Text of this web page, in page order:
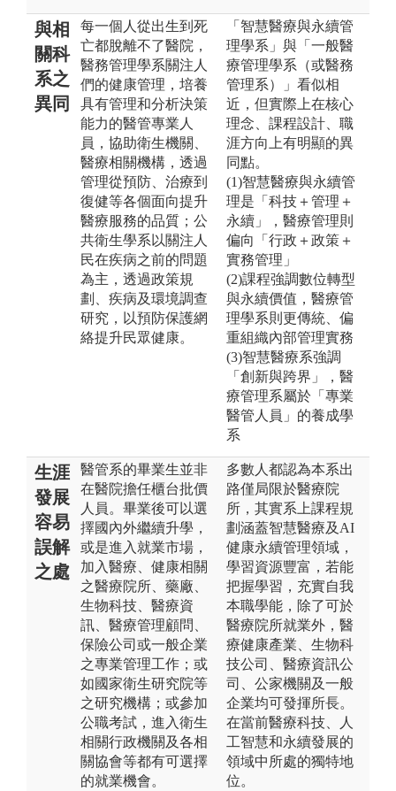
與相
關科
系之
異同
每一個人從出生到死
亡都脫離不了醫院，
醫務管理學系關注人
們的健康管理，培養
具有管理和分析決策
能力的醫管專業人
員，協助衛生機關、
醫療相關機構，透過
管理從預防、治療到
復健等各個面向提升
醫療服務的品質；公
共衛生學系以關注人
民在疾病之前的問題
為主，透過政策規
劃、疾病及環境調查
研究，以預防保護網
絡提升民眾健康。
「智慧醫療與永續管
理學系」與「一般醫
療管理學系（或醫務
管理系）」看似相
近，但實際上在核心
理念、課程設計、職
涯方向上有明顯的異
同點。
(1)智慧醫療與永續管
理是「科技＋管理＋
永續」，醫療管理則
偏向「行政＋政策＋
實務管理」
(2)課程強調數位轉型
與永續價值，醫療管
理學系則更傳統、偏
重組織內部管理實務
(3)智慧醫療系強調
「創新與跨界」，醫
療管理系屬於「專業
醫管人員」的養成學
系
生涯
發展
容易
誤解
之處
醫管系的畢業生並非
在醫院擔任櫃台批價
人員。畢業後可以選
擇國內外繼續升學，
或是進入就業市場，
加入醫療、健康相關
之醫療院所、藥廠、
生物科技、醫療資
訊、醫療管理顧問、
保險公司或一般企業
之專業管理工作；或
如國家衛生研究院等
之研究機構；或參加
公職考試，進入衛生
相關行政機關及各相
關協會等都有可選擇
的就業機會。
多數人都認為本系出
路僅局限於醫療院
所，其實系上課程規
劃涵蓋智慧醫療及AI
健康永續管理領域，
學習資源豐富，若能
把握學習，充實自我
本職學能，除了可於
醫療院所就業外，醫
療健康產業、生物科
技公司、醫療資訊公
司、公家機關及一般
企業均可發揮所長。
在當前醫療科技、人
工智慧和永續發展的
領域中所處的獨特地
位。